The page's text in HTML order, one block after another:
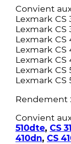
Convient
Lexmark CS
Lexmark CS
Lexmark CS
Lexmark CS
Lexmark CS
Lexmark CS
Lexmark CS
Rendement
Convient
510dte, CS
410dn, CS